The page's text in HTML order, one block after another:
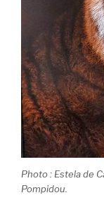
Photo : Estela de
Pompidou.